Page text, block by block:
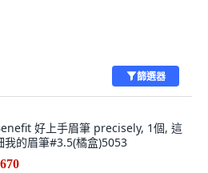
篩選器
好上手眉筆 precisely, 1個, 這
我的眉筆#3.5(橘盒)5053